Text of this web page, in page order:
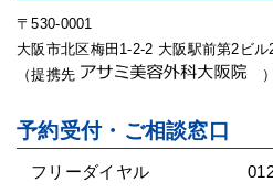
〒530-0001
大阪市北区梅田1-2-2 大阪駅前第2ビル
（提携先
）
予約受付・ご相談窓口
フリーダイヤル